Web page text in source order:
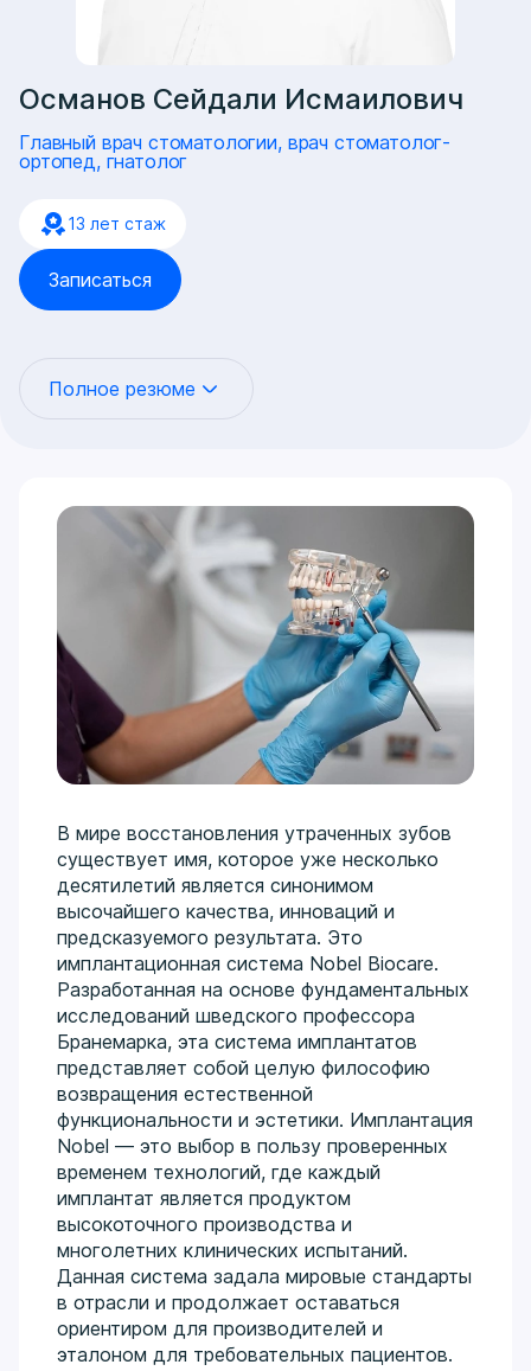
Османов Сейдали Исмаилович
Главный врач стоматологии, врач стоматолог-
ортопед, гнатолог
13 лет стаж
Записаться
Полное резюме
вмешательство — от небольшой реставрации до
тотальной имплантации — проводится не хаотично,
а с математически выверенным учетом работы
височно-нижнечелюстного сустава (ВНЧС) и
Цифровая ортопедия и нейромышечный баланс:
Протезирование (виниры, коронки, капы, All-on-
4/6) не просто восстанавливает эстетику, а
перезапускает физиологичную работу всей
зубочелюстной системы.
Сложная хирургия и имплантация:Удаление
лифтинг с четким пониманием, как будущий
протез повлияет на сустав и осанку.
Гнатология как философия лечения:Диагностика
дисфункций ВНЧС, выявление причин головных
болей и стираемости зубов. Восстановление
правильного прикуса и гармоничной работы
жевательных мышц перед началом любого
лечения.
Междисциплинарный подход:Объединение
эндодонтии, хирургии и протезирования для
долгосрочной стабильности результата без риска
«поломок» реставраций.
Образование и развитие:Выпускник Крымского ГМУ
им. Георгиевского (2013), ординатура (2015). Имеет
действующие сертификаты по общей практике,
ортопедии, хирургии и организации
здравоохранения. Действующий член Ассоциации
стоматологов России. Системно изучает
передовые реабилитационные и окклюзионные
протоколы (включая обучение 2024–2025 гг. по
В мире восстановления утраченных зубов
существует имя, которое уже несколько
десятилетий является синонимом
высочайшего качества, инноваций и
предсказуемого результата. Это
имплантационная система Nobel Biocare.
Разработанная на основе фундаментальных
исследований шведского профессора
Бранемарка, эта система имплантатов
представляет собой целую философию
возвращения естественной
функциональности и эстетики. Имплантация
Nobel — это выбор в пользу проверенных
временем технологий, где каждый
имплантат является продуктом
высокоточного производства и
многолетних клинических испытаний.
Данная система задала мировые стандарты
в отрасли и продолжает оставаться
ориентиром для производителей и
эталоном для требовательных пациентов.